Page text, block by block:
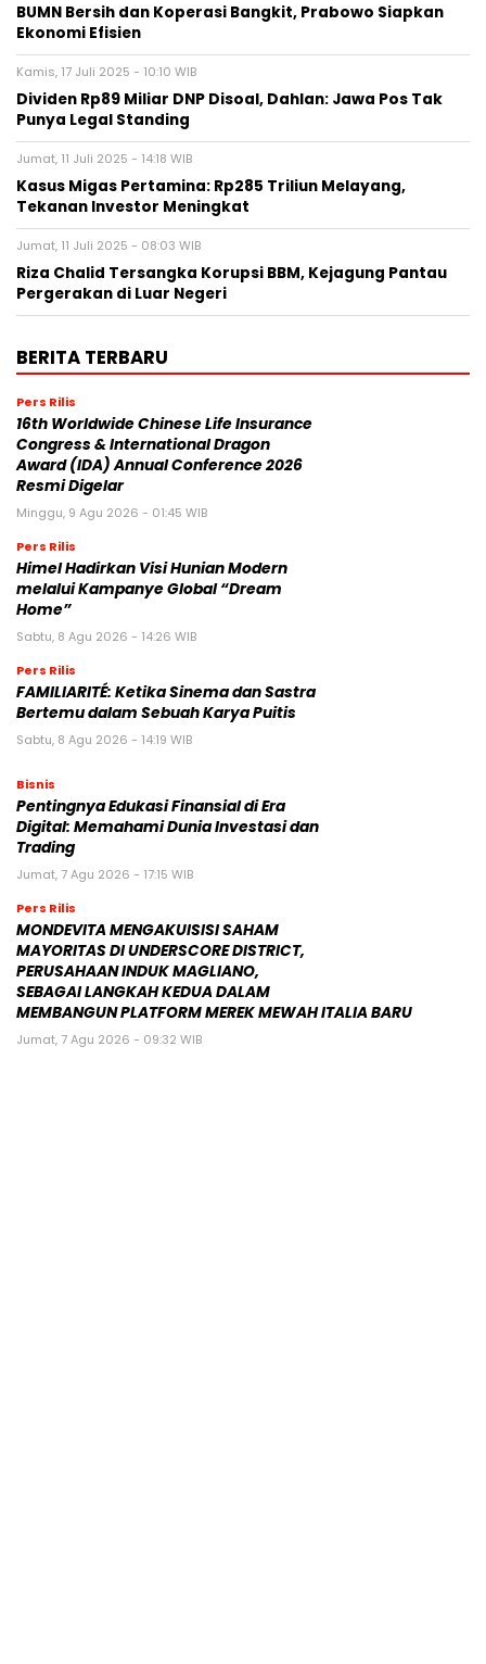
BUMN Bersih dan Koperasi Bangkit, Prabowo Siapkan
Ekonomi Efisien
Kamis, 17 Juli 2025 - 10:10 WIB
Dividen Rp89 Miliar DNP Disoal, Dahlan: Jawa Pos Tak
Punya Legal Standing
Jumat, 11 Juli 2025 - 14:18 WIB
Kasus Migas Pertamina: Rp285 Triliun Melayang,
Tekanan Investor Meningkat
Jumat, 11 Juli 2025 - 08:03 WIB
Riza Chalid Tersangka Korupsi BBM, Kejagung Pantau
Pergerakan di Luar Negeri
BERITA TERBARU
Pers Rilis
16th Worldwide Chinese Life Insurance
Congress & International Dragon
Award (IDA) Annual Conference 2026
Resmi Digelar
Minggu, 9 Agu 2026 - 01:45 WIB
Pers Rilis
Himel Hadirkan Visi Hunian Modern
melalui Kampanye Global “Dream
Home”
Sabtu, 8 Agu 2026 - 14:26 WIB
Pers Rilis
FAMILIARITÉ: Ketika Sinema dan Sastra
Bertemu dalam Sebuah Karya Puitis
Sabtu, 8 Agu 2026 - 14:19 WIB
Bisnis
Pentingnya Edukasi Finansial di Era
Digital: Memahami Dunia Investasi dan
Trading
Jumat, 7 Agu 2026 - 17:15 WIB
Pers Rilis
MONDEVITA MENGAKUISISI SAHAM
MAYORITAS DI UNDERSCORE DISTRICT,
PERUSAHAAN INDUK MAGLIANO,
SEBAGAI LANGKAH KEDUA DALAM
MEMBANGUN PLATFORM MEREK MEWAH ITALIA BARU
Jumat, 7 Agu 2026 - 09:32 WIB